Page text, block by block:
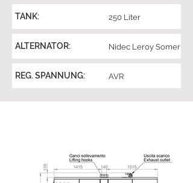
TANK: 250 Liter
ALTERNATOR: Nidec Leroy Somer
REG. SPANNUNG: AVR